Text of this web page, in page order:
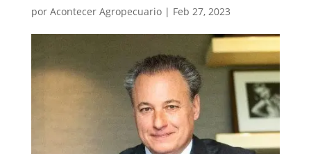
por Acontecer Agropecuario| Feb 27, 2023